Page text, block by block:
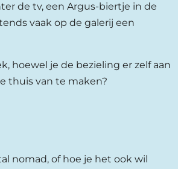
de tv, een Argus-biertje in de
vaak op de galerij een
hoewel je de bezieling er zelf aan
thuis van te maken?
nomad, of hoe je het ook wil